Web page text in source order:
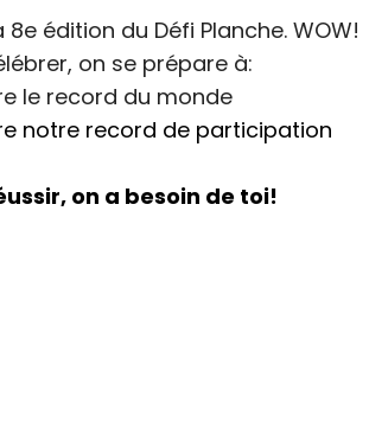
8e édition du Défi Planche. WOW!
on se prépare à:
le record du monde
notre record de participation
on a besoin de toi!